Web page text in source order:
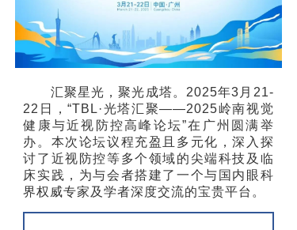
联
汇聚星光，聚光成塔。2025年3月21-
22日，“TBL·光塔汇聚——2025岭南视觉
健康与近视防控高峰论坛”在广州圆满举
办。本次论坛议程充盈且多元化，深入探
讨了近视防控等多个领域的尖端科技及临
床实践，为与会者搭建了一个与国内眼科
界权威专家及学者深度交流的宝贵平台。